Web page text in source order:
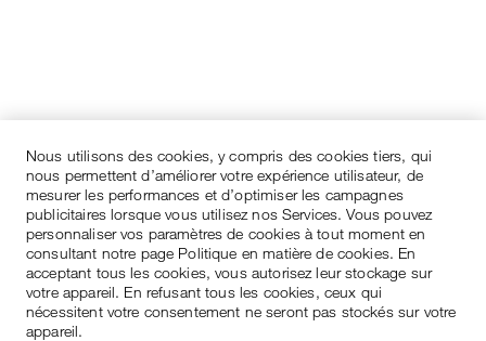
Nous utilisons des cookies, y compris des cookies tiers, qui
nous permettent d’améliorer votre expérience utilisateur, de
mesurer les performances et d’optimiser les campagnes
publicitaires lorsque vous utilisez nos Services. Vous pouvez
personnaliser vos paramètres de cookies à tout moment en
consultant notre page Politique en matière de cookies. En
acceptant tous les cookies, vous autorisez leur stockage sur
votre appareil. En refusant tous les cookies, ceux qui
nécessitent votre consentement ne seront pas stockés sur votre
appareil.